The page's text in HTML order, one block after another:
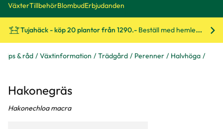
VäxterTillbehörBlombudErbjudanden
Tujahäck - köp 20 plantor från 1290.- Beställ med hemleverans!
Tips & råd Växtinformation Trädgård Perenner Halvhöga
Hakonegräs
Hakonechloa macra